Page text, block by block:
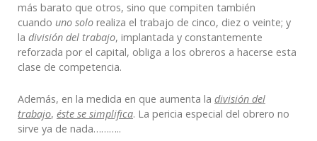
más barato que otros, sino que compiten también
cuando uno solo realiza el trabajo de cinco, diez o veinte; y
la división del trabajo, implantada y constantemente
reforzada por el capital, obliga a los obreros a hacerse esta
clase de competencia.
Además, en la medida en que aumenta la división del
trabajo, éste se simplifica. La pericia especial del obrero no
sirve ya de nada………..